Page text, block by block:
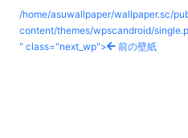
/home/asuwallpaper/wallpaper.sc/
content/themes/wpscandroid/
" class="next_wp">
前の壁紙